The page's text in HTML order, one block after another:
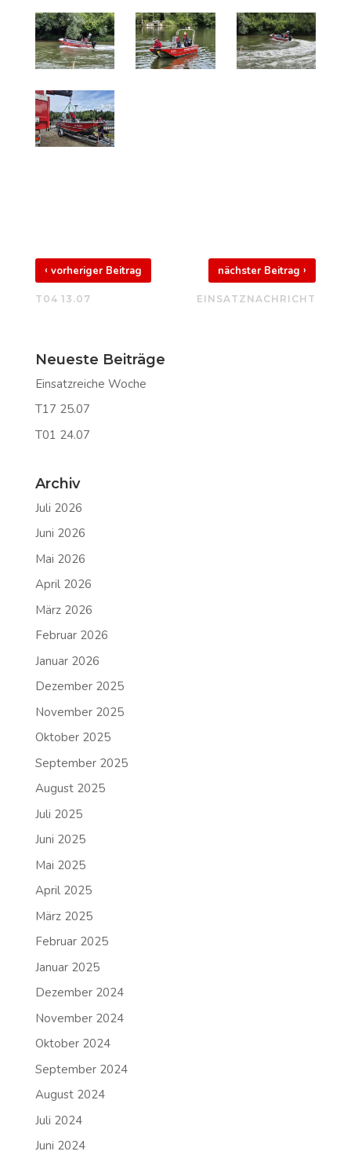
‹ vorheriger Beitrag
T04 13.07
nächster Beitrag›
EINSATZNACHRICHT
Neueste Beiträge
Einsatzreiche Woche
T17 25.07
T01 24.07
Archiv
Juli 2026
Juni 2026
Mai 2026
April 2026
März 2026
Februar 2026
Januar 2026
Dezember 2025
November 2025
Oktober 2025
September 2025
August 2025
Juli 2025
Juni 2025
Mai 2025
April 2025
März 2025
Februar 2025
Januar 2025
Dezember 2024
November 2024
Oktober 2024
September 2024
August 2024
Juli 2024
Juni 2024